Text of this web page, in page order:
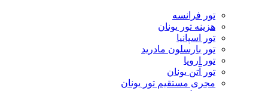
تور فرانسه
هزینه تور یونان
تور اسپانیا
تور بارسلون مادرید
تور اروپا
تور آتن یونان
مجری مستقیم تور یونان